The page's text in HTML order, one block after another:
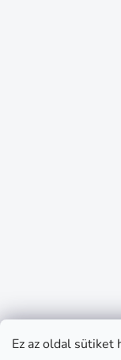
Ez az oldal sütiket